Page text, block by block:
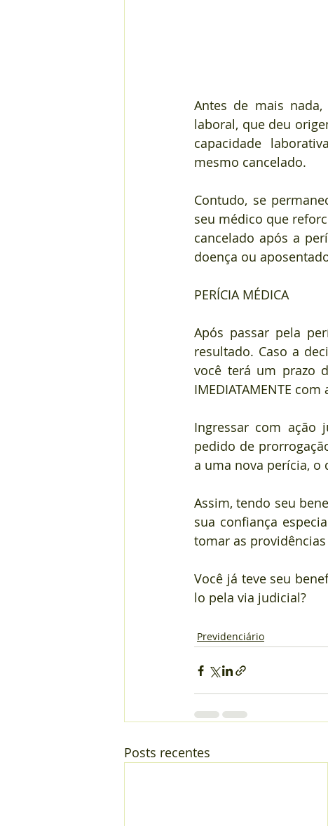
Antes de mais
laboral, que deu
capacidade
mesmo cancelado.
Contudo, se
seu médico que
cancelado após a
doença ou
PERÍCIA MÉDICA
Após passar pela
resultado. Caso a
você terá um prazo
IMEDIATAMENTE
Ingressar com ação
pedido de
a uma nova perícia, o
Assim, tendo seu
sua confiança
tomar as
Você já teve seu
lo pela via judicial?
Previdenciário
Posts recentes